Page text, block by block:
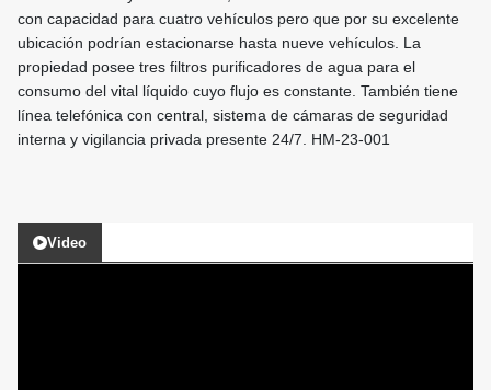
con capacidad para cuatro vehículos pero que por su excelente
ubicación podrían estacionarse hasta nueve vehículos. La
propiedad posee tres filtros purificadores de agua para el
consumo del vital líquido cuyo flujo es constante. También tiene
línea telefónica con central, sistema de cámaras de seguridad
interna y vigilancia privada presente 24/7. HM-23-001
Video